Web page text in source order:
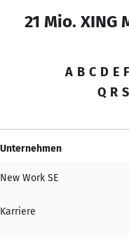
21 Mio. XING
A B C D E F
Q R S
Unternehmen
New Work SE
Karriere